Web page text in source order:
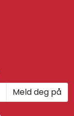
Meld deg på